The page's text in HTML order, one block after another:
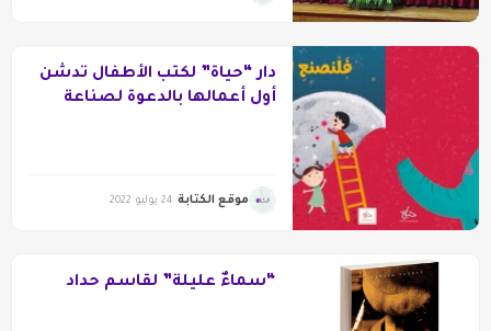
دار “حياة” لكتب الأطفال تدشن
أول أعمالها بالدعوة لصناعة
موقع الكتابة 24 يوليو 2022
“سماءٌ عليلة” لقاسم حداد